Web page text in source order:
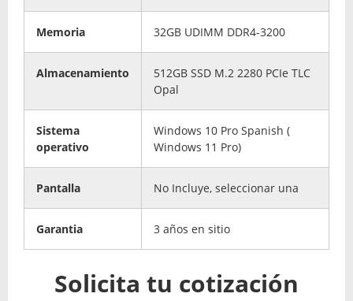
Memoria 32GB UDIMM DDR4-3200
Almacenamiento
512GB SSD M.2 2280 PCIe TLC
Opal
Sistema
operativo
Windows 10 Pro Spanish (
Windows 11 Pro)
Pantalla No Incluye, seleccionar una
Garantia 3 años en sitio
Solicita tu cotización